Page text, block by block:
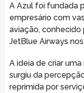
A Azul foi fundada
empresário com
aviação, conhecido
JetBlue Airways
A ideia de criar
surgiu da
reprimida por